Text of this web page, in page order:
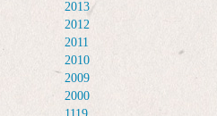
2013
2012
2011
2010
2009
2000